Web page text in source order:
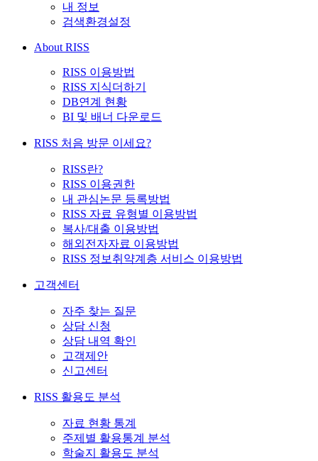
내 정보
검색환경설정
About RISS
RISS 이용방법
RISS 지식더하기
DB연계 현황
BI 및 배너 다운로드
RISS 처음 방문 이세요?
RISS란?
RISS 이용권한
내 관심논문 등록방법
RISS 자료 유형별 이용방법
복사/대출 이용방법
해외전자자료 이용방법
RISS 정보취약계층 서비스 이용방법
고객센터
자주 찾는 질문
상담 신청
상담 내역 확인
고객제안
신고센터
RISS 활용도 분석
자료 현황 통계
주제별 활용통계 분석
학술지 활용도 분석